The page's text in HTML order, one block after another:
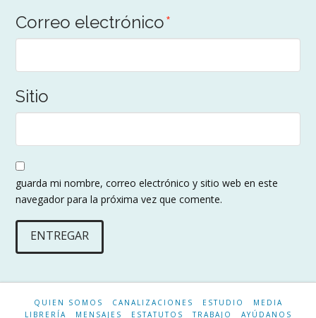
Correo electrónico*
Sitio
guarda mi nombre, correo electrónico y sitio web en este
navegador para la próxima vez que comente.
QUIEN SOMOS CANALIZACIONES ESTUDIO
MEDIA
LIBRERÍA
MENSAJES ESTATUTOS TRABAJO AYÚDANOS